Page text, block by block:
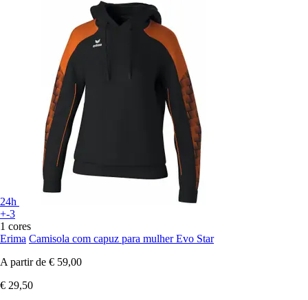
24h
+-3
1 cores
Erima Camisola com capuz para mulher Evo Star
A partir de € 59,00
€ 29,50